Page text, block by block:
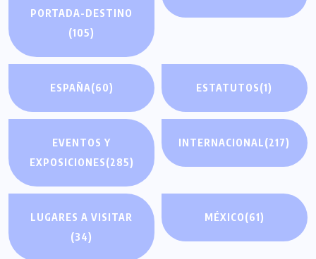
PORTADA-DESTINO
(105)
ESPAÑA(60) ESTATUTOS(1)
EVENTOS Y
EXPOSICIONES(285)
INTERNACIONAL(217)
LUGARES A VISITAR
(34)
MÉXICO(61)